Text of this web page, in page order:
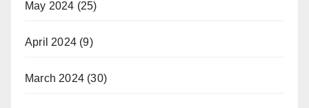
May 2024 (25)
April 2024 (9)
March 2024 (30)